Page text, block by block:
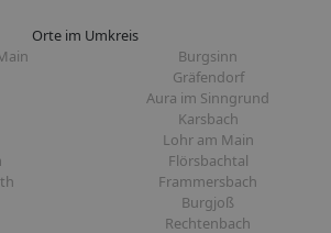
Orte im Umkreis
Burgsinn
Gräfendorf
Aura im Sinngrund
Karsbach
Lohr am Main
Flörsbachtal
Frammersbach
Burgjoß
Rechtenbach